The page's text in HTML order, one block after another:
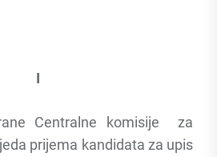
I
Centralne komisije za
prijema kandidata za upis